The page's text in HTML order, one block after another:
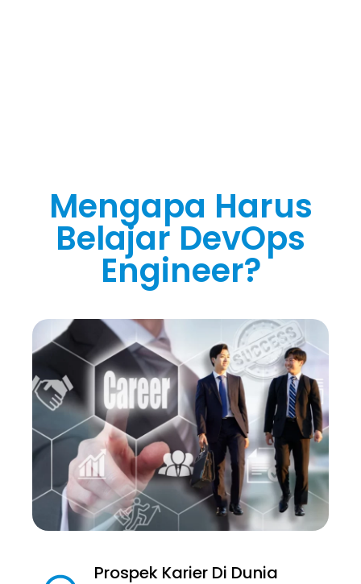
Mengapa Harus
Belajar DevOps
Engineer?
Prospek Karier Di Dunia